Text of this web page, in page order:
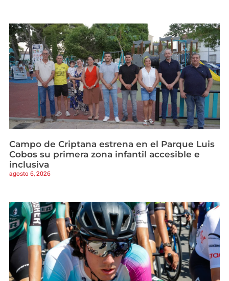
Campo de Criptana estrena en el Parque Luis
Cobos su primera zona infantil accesible e
inclusiva
agosto 6, 2026